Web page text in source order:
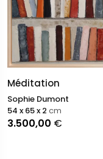
Méditation
Sophie Dumont
3.500,00 €
54 x 65 x 2 cm